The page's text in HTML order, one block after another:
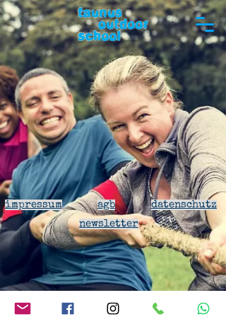
impressum agb
datenschutz
newsletter